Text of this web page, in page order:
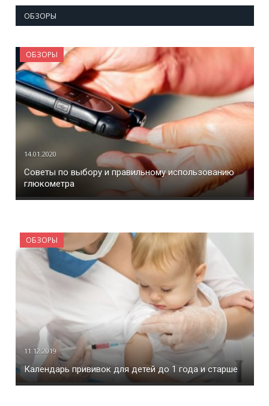
ОБЗОРЫ
ОБЗОРЫ
14.01.2020
Советы по выбору и правильному использованию
глюкометра
ОБЗОРЫ
11.12.2019
Календарь прививок для детей до 1 года и старше